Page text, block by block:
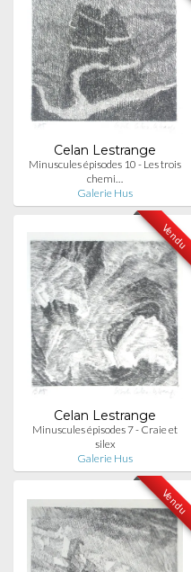
Celan Lestrange
Minuscules épisodes 10 - Les trois
chemi…
Galerie Hus
Vendu
Celan Lestrange
Minuscules épisodes 7 - Craie et
silex
Galerie Hus
Vendu